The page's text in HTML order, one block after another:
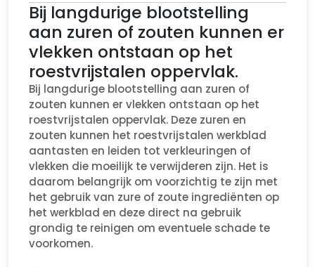
Bij langdurige blootstelling
aan zuren of zouten kunnen er
vlekken ontstaan op het
roestvrijstalen oppervlak.
Bij langdurige blootstelling aan zuren of
zouten kunnen er vlekken ontstaan op het
roestvrijstalen oppervlak. Deze zuren en
zouten kunnen het roestvrijstalen werkblad
aantasten en leiden tot verkleuringen of
vlekken die moeilijk te verwijderen zijn. Het is
daarom belangrijk om voorzichtig te zijn met
het gebruik van zure of zoute ingrediënten op
het werkblad en deze direct na gebruik
grondig te reinigen om eventuele schade te
voorkomen.